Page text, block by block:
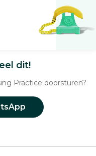
dit!
Practice doorsturen?